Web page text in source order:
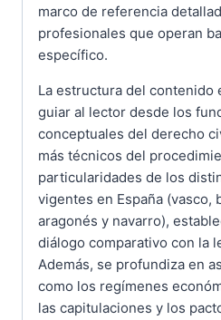
marco de referencia
profesionales que operan
específico.
La estructura del contenido
guiar al lector desde los
conceptuales del derecho
más técnicos del
particularidades de los
vigentes en España (vasco,
aragonés y navarro),
diálogo comparativo con la
Además, se profundiza en
como los regímenes
las capitulaciones y los